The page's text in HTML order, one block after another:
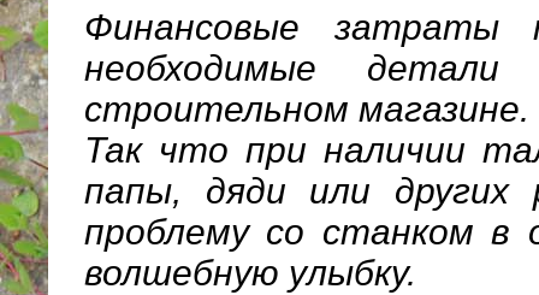
Финансовые
необходимые
строительном магазине.
Так что при наличии
папы, дяди или других
проблему со станком в
волшебную улыбку.